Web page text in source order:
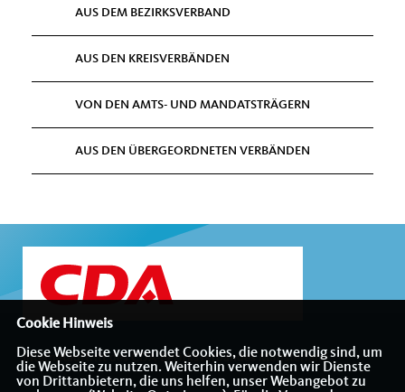
AUS DEM BEZIRKSVERBAND
AUS DEN KREISVERBÄNDEN
VON DEN AMTS- UND MANDATSTRÄGERN
AUS DEN ÜBERGEORDNETEN VERBÄNDEN
Internetauftritt des CDA-Bezirksverbandes Münsterland
Cookie Hinweis
Diese Webseite verwendet Cookies, die notwendig sind, um
die Webseite zu nutzen. Weiterhin verwenden wir Dienste
von Drittanbietern, die uns helfen, unser Webangebot zu